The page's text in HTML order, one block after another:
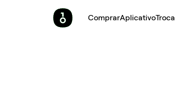
ComprarAplicativoTroca